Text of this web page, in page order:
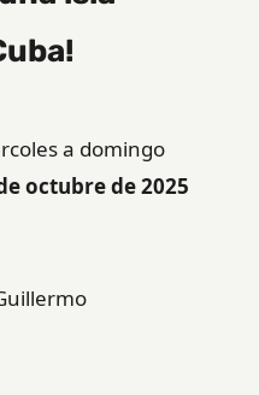
a domingo
octubre de 2025